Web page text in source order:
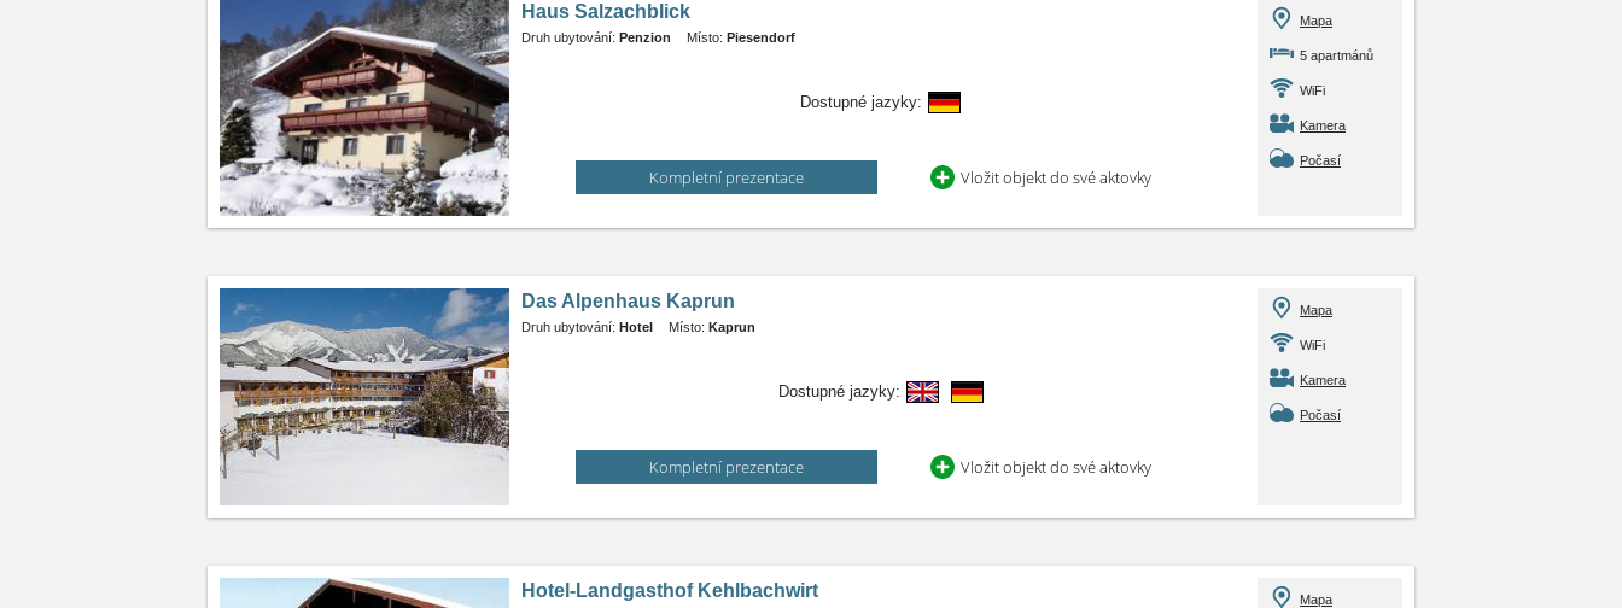
Haus Salzachblick
Druh ubytování: Penzion Místo: Piesendorf
Dostupné jazyky:
Kompletní prezentace Vložit objekt do své aktovky
Mapa
5 apartmánů
WiFi
Kamera
Počasí
Das Alpenhaus Kaprun
Druh ubytování: Hotel Místo: Kaprun
Dostupné jazyky:
Kompletní prezentace Vložit objekt do své aktovky
Mapa
WiFi
Kamera
Počasí
Hotel-Landgasthof Kehlbachwirt Mapa